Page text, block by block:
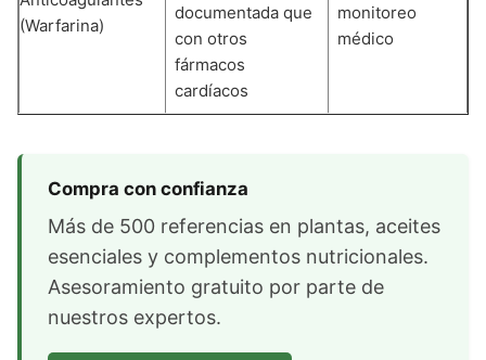
(Warfarina)
documentada que
con otros
fármacos
cardíacos
monitoreo
médico
Compra con confianza
Más de 500 referencias en plantas, aceites
esenciales y complementos nutricionales.
Asesoramiento gratuito por parte de
nuestros expertos.